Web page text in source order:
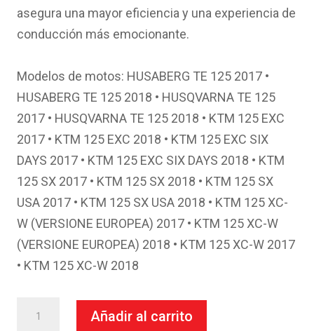
asegura una mayor eficiencia y una experiencia de
conducción más emocionante.
Modelos de motos: HUSABERG TE 125 2017 •
HUSABERG TE 125 2018 • HUSQVARNA TE 125
2017 • HUSQVARNA TE 125 2018 • KTM 125 EXC
2017 • KTM 125 EXC 2018 • KTM 125 EXC SIX
DAYS 2017 • KTM 125 EXC SIX DAYS 2018 • KTM
125 SX 2017 • KTM 125 SX 2018 • KTM 125 SX
USA 2017 • KTM 125 SX USA 2018 • KTM 125 XC-
W (VERSIONE EUROPEA) 2017 • KTM 125 XC-W
(VERSIONE EUROPEA) 2018 • KTM 125 XC-W 2017
• KTM 125 XC-W 2018
Añadir al carrito